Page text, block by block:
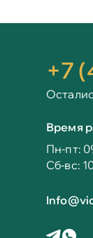
+7
Время
Пн-пт:
Сб-вс: